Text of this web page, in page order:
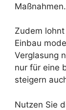
Maßnahmen.
Zudem
Einbau
Verglasung
nur für eine
steigern
Nutzen Sie